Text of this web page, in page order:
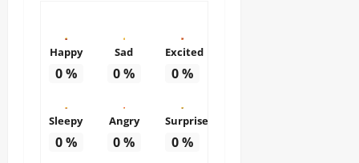
Happy
0%
Sad
0%
Excited
0%
Sleepy
0%
Angry
0%
Surprise
0%